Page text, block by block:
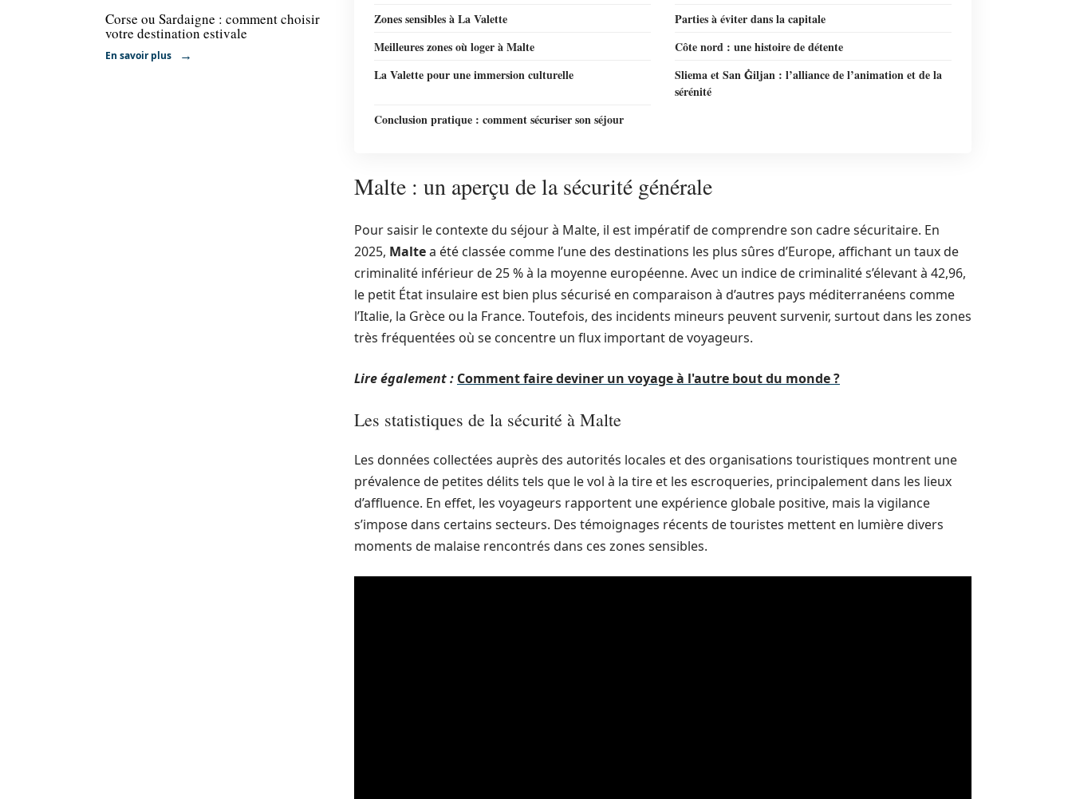
Corse ou Sardaigne : comment choisir
votre destination estivale
En savoir plus
Zones sensibles à La Valette
Parties à éviter dans la capitale
Meilleures zones où loger à Malte
Côte nord : une histoire de détente
La Valette pour une immersion culturelle
Sliema et San Ġiljan : l’alliance de l’animation et de la
sérénité
Conclusion pratique : comment sécuriser son séjour
Malte : un aperçu de la sécurité générale
Pour saisir le contexte du séjour à Malte, il est impératif de comprendre son cadre sécuritaire. En
2025, Maltea été classée comme l’une des destinations les plus sûres d’Europe, affichant un taux de
criminalité inférieur de 25 % à la moyenne européenne. Avec un indice de criminalité s’élevant à 42,96,
le petit État insulaire est bien plus sécurisé en comparaison à d’autres pays méditerranéens comme
l’Italie, la Grèce ou la France. Toutefois, des incidents mineurs peuvent survenir, surtout dans les zones
très fréquentées où se concentre un flux important de voyageurs.
Lire également : Comment faire deviner un voyage à l'autre bout du monde ?
Les statistiques de la sécurité à Malte
Les données collectées auprès des autorités locales et des organisations touristiques montrent une
prévalence de petites délits tels que le vol à la tire et les escroqueries, principalement dans les lieux
d’affluence. En effet, les voyageurs rapportent une expérience globale positive, mais la vigilance
s’impose dans certains secteurs. Des témoignages récents de touristes mettent en lumière divers
moments de malaise rencontrés dans ces zones sensibles.